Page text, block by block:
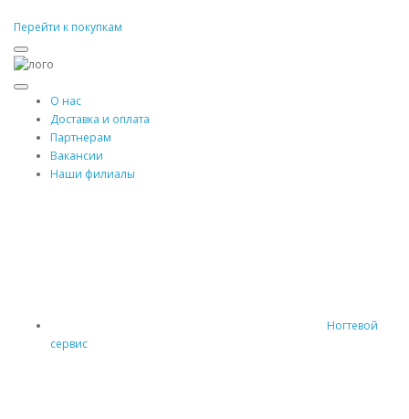
Перейти к покупкам
О нас
Доставка и оплата
Партнерам
Вакансии
Наши филиалы
Ногтевой
сервис